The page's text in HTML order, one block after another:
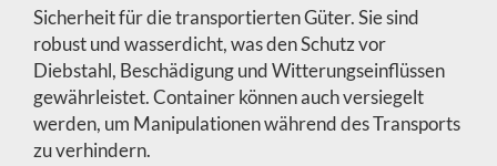
Sicherheit für die transportierten Güter. Sie sind
robust und wasserdicht, was den Schutz vor
Diebstahl, Beschädigung und Witterungseinflüssen
gewährleistet. Container können auch versiegelt
werden, um Manipulationen während des Transports
zu verhindern.